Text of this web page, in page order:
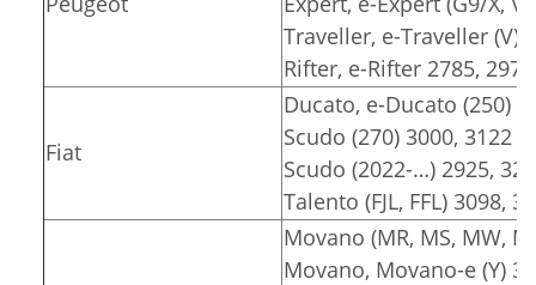
Traveller, e-Traveller (V)
Rifter, e-Rifter 2785, 2975
Fiat
Ducato, e-Ducato (250)
Scudo (270) 3000, 3122
Scudo (2022-…) 2925,
Talento (FJL, FFL) 3098,
Movano (MR, MS, MW,
Movano, Movano-e (Y)